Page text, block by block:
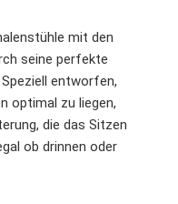
mit den
seine perfekte
entworfen,
optimal zu liegen,
die das Sitzen
ob drinnen oder